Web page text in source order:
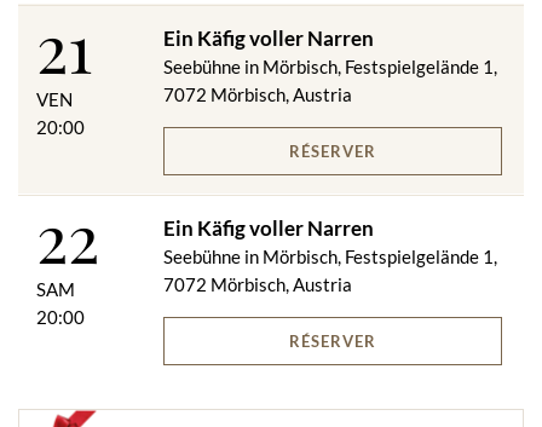
21
VEN
20:00
Ein Käfig voller Narren
Seebühne in Mörbisch, Festspielgelände 1,
7072 Mörbisch, Austria
RÉSERVER
22
SAM
20:00
Ein Käfig voller Narren
Seebühne in Mörbisch, Festspielgelände 1,
7072 Mörbisch, Austria
RÉSERVER